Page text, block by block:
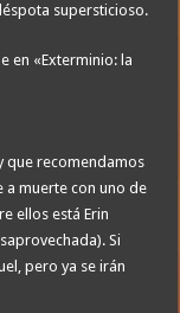
supersticioso.
en «Exterminio: la
que recomendamos
a muerte con uno de
ellos está Erin
Si
pero ya se irán